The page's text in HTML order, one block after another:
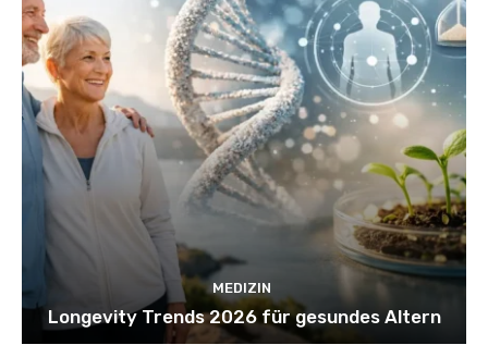
MEDIZIN
Longevity Trends 2026 für gesundes Altern